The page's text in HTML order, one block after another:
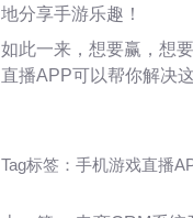
地分享手游乐趣！
如此一来，想要赢，想
直播APP可以帮你解决这
Tag标签： 手机游戏直播